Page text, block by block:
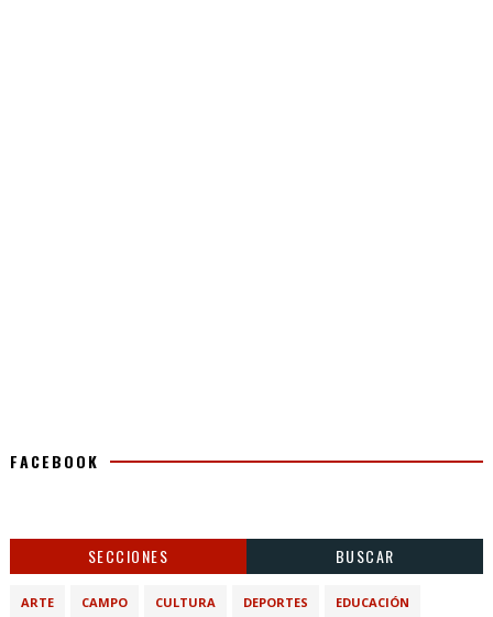
FACEBOOK
SECCIONES BUSCAR
ARTE CAMPO CULTURA DEPORTES EDUCACIÓN